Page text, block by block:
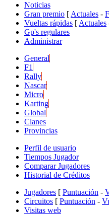
Noticias
Gran premio [ Actuales -
Vueltas rápidas [ Actuales
Gp's regulares
Administrar
General
F1
Rally
Nascar
Micro
Karting
Global
Clanes
Provincias
Perfil de usuario
Tiempos Jugador
Comparar Jugadores
Historial de Créditos
Jugadores [ Puntuación -
Circuitos [ Puntuación -
Visitas web